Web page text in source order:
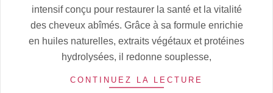
intensif conçu pour restaurer la santé et la vitalité
des cheveux abîmés. Grâce à sa formule enrichie
en huiles naturelles, extraits végétaux et protéines
hydrolysées, il redonne souplesse,
CONTINUEZ LA LECTURE